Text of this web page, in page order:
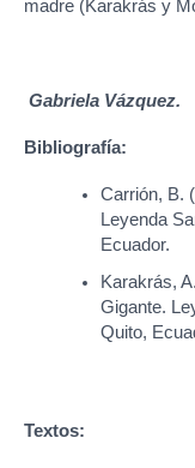
madre (Karakrás y
Gabriela Vázquez.
Bibliografía:
Carrión, B.
Leyenda
Ecuador.
Karakrás,
Gigante.
Quito,
Textos: